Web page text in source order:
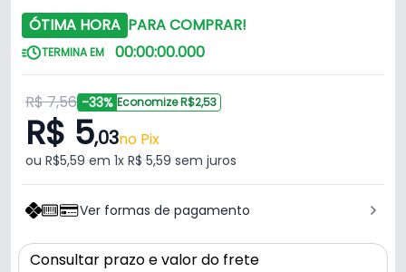
ÓTIMA HORA PARA COMPRAR!
TERMINA EM 00:00:00.000
R$ 7,56 -33% Economize R$2,53
R$ 5,03no Pix
ou R$5,59 em 1x R$ 5,59 sem juros
Ver formas de pagamento
Consultar prazo e valor do frete